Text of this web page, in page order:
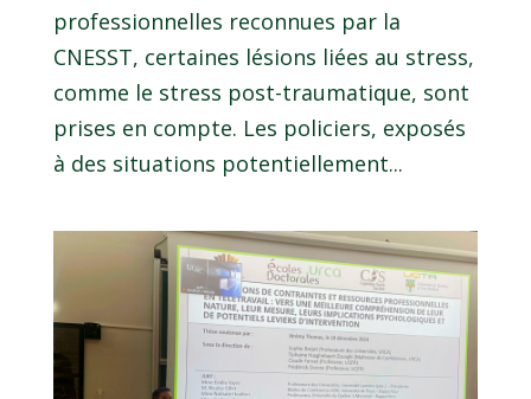
professionnelles reconnues par la
CNESST, certaines lésions liées au stress,
comme le stress post-traumatique, sont
prises en compte. Les policiers, exposés
à des situations potentiellement...